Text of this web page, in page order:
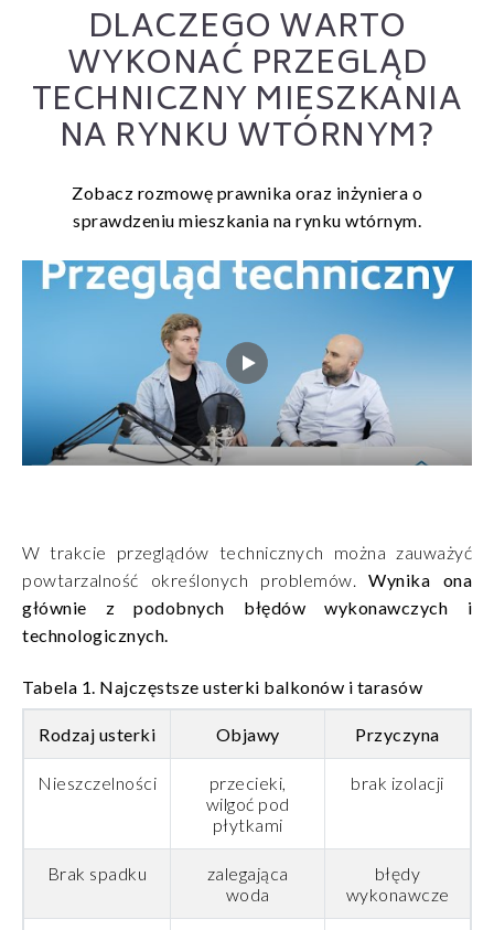
DLACZEGO WARTO
WYKONAĆ PRZEGLĄD
TECHNICZNY MIESZKANIA
NA RYNKU WTÓRNYM?
Zobacz rozmowę prawnika oraz inżyniera o
sprawdzeniu mieszkania na rynku wtórnym.
W trakcie przeglądów technicznych można zauważyć
powtarzalność określonych problemów.Wynika ona
głównie z podobnych błędów wykonawczych i
technologicznych.
Tabela 1. Najczęstsze usterki balkonów i tarasów
Rodzaj usterki Objawy Przyczyna
Nieszczelności
przecieki,
wilgoć pod
płytkami
brak izolacji
Brak spadku
zalegająca
woda
błędy
wykonawcze